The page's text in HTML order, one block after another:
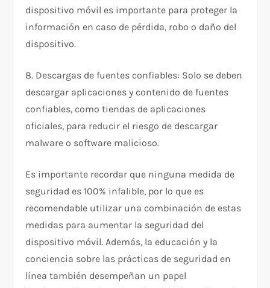
dispositivo móvil es importante para proteger la
información en caso de pérdida, robo o daño del
dispositivo.
8. Descargas de fuentes confiables: Solo se deben
descargar aplicaciones y contenido de fuentes
confiables, como tiendas de aplicaciones
oficiales, para reducir el riesgo de descargar
malware o software malicioso.
Es importante recordar que ninguna medida de
seguridad es 100% infalible, por lo que es
recomendable utilizar una combinación de estas
medidas para aumentar la seguridad del
dispositivo móvil. Además, la educación y la
conciencia sobre las prácticas de seguridad en
línea también desempeñan un papel